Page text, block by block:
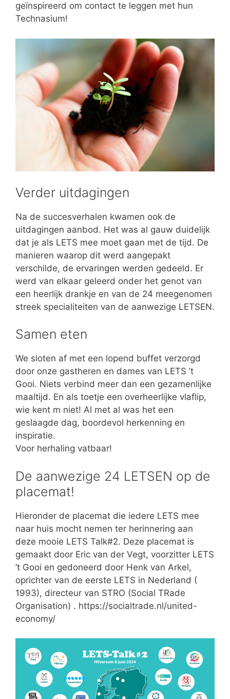
geïnspireerd om contact te leggen met hun
Technasium!
Verder uitdagingen
Na de succesverhalen kwamen ook de
uitdagingen aanbod. Het was al gauw duidelijk
dat je als LETS mee moet gaan met de tijd. De
manieren waarop dit werd aangepakt
verschilde, de ervaringen werden gedeeld. Er
werd van elkaar geleerd onder het genot van
een heerlijk drankje en van de 24 meegenomen
streek specialiteiten van de aanwezige LETSEN.
Samen eten
We sloten af met een lopend buffet verzorgd
door onze gastheren en dames van LETS ’t
Gooi. Niets verbind meer dan een gezamenlijke
maaltijd. En als toetje een overheerlijke vlaflip,
wie kent m niet! Al met al was het een
geslaagde dag, boordevol herkenning en
inspiratie.
Voor herhaling vatbaar!
De aanwezige 24 LETSEN op de
placemat!
Hieronder de placemat die iedere LETS mee
naar huis mocht nemen ter herinnering aan
deze mooie LETS Talk#2. Deze placemat is
gemaakt door Eric van der Vegt, voorzitter LETS
’t Gooi en gedoneerd door Henk van Arkel,
oprichter van de eerste LETS in Nederland (
1993), directeur van STRO (Social TRade
Organisation) . https://socialtrade.nl/united-
economy/